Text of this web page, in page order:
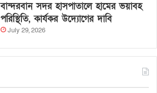
বান্দরবান সদর হাসপাতালে হামের ভয়াবহ
পরিস্থিতি, কার্যকর উদ্যোগের দাবি
July 29, 2026